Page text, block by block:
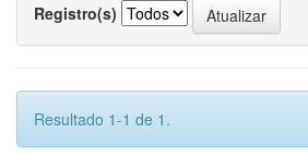
Registro(s)
Resultado 1-1 de 1.